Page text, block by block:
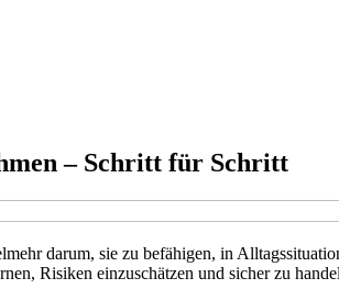
– Schritt für Schritt
darum, sie zu befähigen, in
Risiken einzuschätzen und sicher zu